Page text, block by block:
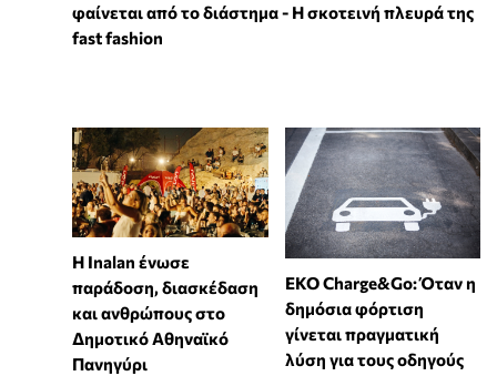
φαίνεται από το διάστημα - Η σκοτεινή πλευρά της
fast fashion
Η Inalan ένωσε
παράδοση, διασκέδαση
και ανθρώπους στο
Δημοτικό Αθηναϊκό
Πανηγύρι
EKO Charge&Go: Όταν η
δημόσια φόρτιση
γίνεται πραγματική
λύση για τους οδηγούς